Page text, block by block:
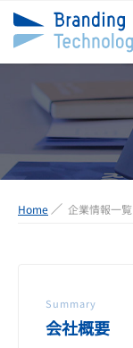
Home 企業情報一覧
Summary
会社概要